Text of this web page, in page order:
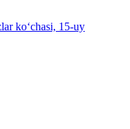
ko‘chasi, 15-uy